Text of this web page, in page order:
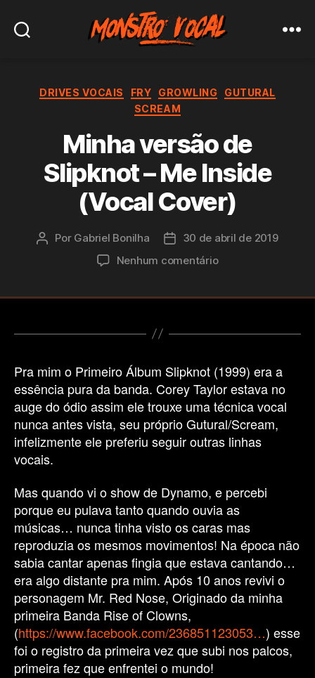
Categorias
DRIVES VOCAIS FRY GROWLING
GUTURAL
SCREAM
Minha versão de
Slipknot – Me Inside
(Vocal Cover)
Autor
Por Gabriel Bonilha
Data30 de abril de 2019
Nenhum comentárioem
–
Inside
(Vocal
Cover)
Pra mim o Primeiro Álbum Slipknot (1999) era a
essência pura da banda. Corey Taylor estava no
auge do ódio assim ele trouxe uma técnica vocal
nunca antes vista, seu próprio Gutural/Scream,
infelizmente ele preferiu seguir outras linhas
vocais.
Mas quando vi o show de Dynamo, e percebi
porque eu pulava tanto quando ouvia as
músicas… nunca tinha visto os caras mas
reproduzia os mesmos movimentos! Na época não
sabia cantar apenas fingia que estava cantando…
era algo distante pra mim. Após 10 anos revivi o
personagem Mr. Red Nose, Originado da minha
primeira Banda Rise of Clowns,
(https://www.facebook.com/236851123053…) esse
foi o registro da primeira vez que subi nos palcos,
primeira fez que enfrentei o mundo!